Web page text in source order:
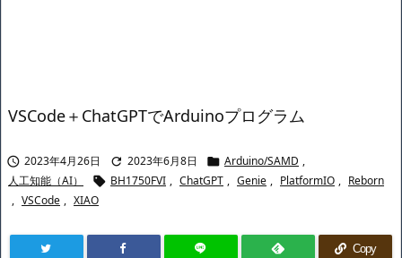
VSCode＋ChatGPTでArduinoプログラム
 2023年4月26日  2023年6月8日  Arduino/SAMD ,
人工知能（AI）
 BH1750FVI , ChatGPT , Genie , PlatformIO , Reborn
, VSCode , XIAO
Copy